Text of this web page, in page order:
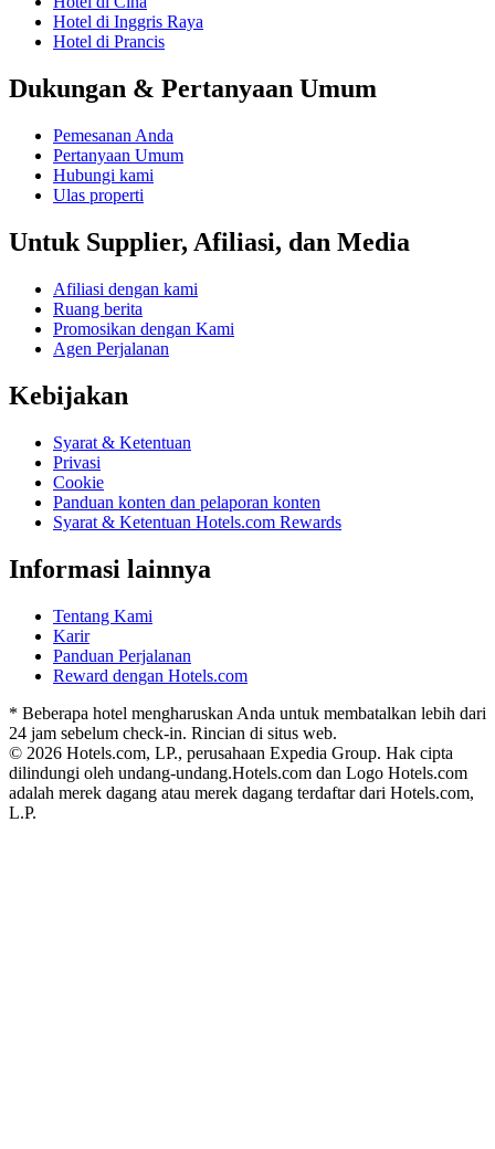
Hotel di Inggris Raya
Hotel di Prancis
Dukungan & Pertanyaan Umum
Pemesanan Anda
Pertanyaan Umum
Hubungi kami
Ulas properti
Untuk Supplier, Afiliasi, dan Media
Afiliasi dengan kami
Ruang berita
Promosikan dengan Kami
Agen Perjalanan
Kebijakan
Syarat & Ketentuan
Privasi
Cookie
Panduan konten dan pelaporan konten
Syarat & Ketentuan Hotels.com Rewards
Informasi lainnya
Tentang Kami
Karir
Panduan Perjalanan
Reward dengan Hotels.com
* Beberapa hotel mengharuskan Anda untuk membatalkan lebih dari
24 jam sebelum check-in. Rincian di situs web.
© 2026 Hotels.com, LP., perusahaan Expedia Group. Hak cipta
dilindungi oleh undang-undang.Hotels.com dan Logo Hotels.com
adalah merek dagang atau merek dagang terdaftar dari Hotels.com,
L.P.